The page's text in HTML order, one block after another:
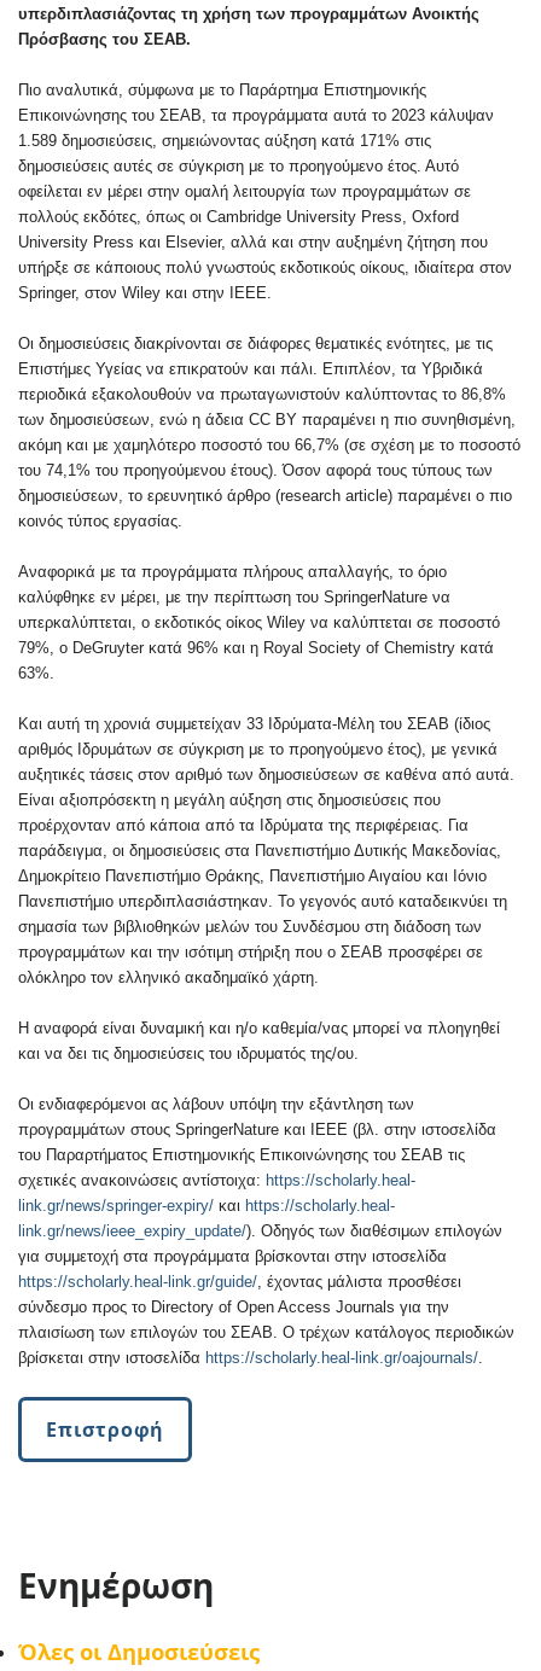
υπερδιπλασιάζοντας τη χρήση των προγραμμάτων Ανοικτής
Πρόσβασης του ΣΕΑΒ.
Πιο αναλυτικά, σύμφωνα με το Παράρτημα Επιστημονικής
Επικοινώνησης του ΣΕΑΒ, τα προγράμματα αυτά το 2023 κάλυψαν
1.589 δημοσιεύσεις, σημειώνοντας αύξηση κατά 171% στις
δημοσιεύσεις αυτές σε σύγκριση με το προηγούμενο έτος. Αυτό
οφείλεται εν μέρει στην ομαλή λειτουργία των προγραμμάτων σε
πολλούς εκδότες, όπως οι Cambridge University Press, Oxford
University Press και Elsevier, αλλά και στην αυξημένη ζήτηση που
υπήρξε σε κάποιους πολύ γνωστούς εκδοτικούς οίκους, ιδιαίτερα στον
Springer, στον Wiley και στην IEEE.
Οι δημοσιεύσεις διακρίνονται σε διάφορες θεματικές ενότητες, με τις
Επιστήμες Υγείας να επικρατούν και πάλι. Επιπλέον, τα Υβριδικά
περιοδικά εξακολουθούν να πρωταγωνιστούν καλύπτοντας το 86,8%
των δημοσιεύσεων, ενώ η άδεια CC BY παραμένει η πιο συνηθισμένη,
ακόμη και με χαμηλότερο ποσοστό του 66,7% (σε σχέση με το ποσοστό
του 74,1% του προηγούμενου έτους). Όσον αφορά τους τύπους των
δημοσιεύσεων, το ερευνητικό άρθρο (research article) παραμένει ο πιο
κοινός τύπος εργασίας.
Αναφορικά με τα προγράμματα πλήρους απαλλαγής, το όριο
καλύφθηκε εν μέρει, με την περίπτωση του SpringerNature να
υπερκαλύπτεται, ο εκδοτικός οίκος Wiley να καλύπτεται σε ποσοστό
79%, ο DeGruyter κατά 96% και η Royal Society of Chemistry κατά
63%.
Και αυτή τη χρονιά συμμετείχαν 33 Ιδρύματα-Μέλη του ΣΕΑΒ (ίδιος
αριθμός Ιδρυμάτων σε σύγκριση με το προηγούμενο έτος), με γενικά
αυξητικές τάσεις στον αριθμό των δημοσιεύσεων σε καθένα από αυτά.
Είναι αξιοπρόσεκτη η μεγάλη αύξηση στις δημοσιεύσεις που
προέρχονταν από κάποια από τα Ιδρύματα της περιφέρειας. Για
παράδειγμα, οι δημοσιεύσεις στα Πανεπιστήμιο Δυτικής Μακεδονίας,
Δημοκρίτειο Πανεπιστήμιο Θράκης, Πανεπιστήμιο Αιγαίου και Ιόνιο
Πανεπιστήμιο υπερδιπλασιάστηκαν. Το γεγονός αυτό καταδεικνύει τη
σημασία των βιβλιοθηκών μελών του Συνδέσμου στη διάδοση των
προγραμμάτων και την ισότιμη στήριξη που ο ΣΕΑΒ προσφέρει σε
ολόκληρο τον ελληνικό ακαδημαϊκό χάρτη.
Η αναφορά είναι δυναμική και η/ο καθεμία/νας μπορεί να πλοηγηθεί
και να δει τις δημοσιεύσεις του ιδρυματός της/ου.
Οι ενδιαφερόμενοι ας λάβουν υπόψη την εξάντληση των
προγραμμάτων στους SpringerNature και ΙΕΕΕ (βλ. στην ιστοσελίδα
του Παραρτήματος Επιστημονικής Επικοινώνησης του ΣΕΑΒ τις
σχετικές ανακοινώσεις αντίστοιχα: https://scholarly.heal-
link.gr/news/springer-expiry/ και https://scholarly.heal-
link.gr/news/ieee_expiry_update/). Οδηγός των διαθέσιμων επιλογών
για συμμετοχή στα προγράμματα βρίσκονται στην ιστοσελίδα
https://scholarly.heal-link.gr/guide/, έχοντας μάλιστα προσθέσει
σύνδεσμο προς το Directory of Open Access Journals για την
πλαισίωση των επιλογών του ΣΕΑΒ. Ο τρέχων κατάλογος περιοδικών
βρίσκεται στην ιστοσελίδα https://scholarly.heal-link.gr/oajournals/.
Επιστροφή
Ενημέρωση
Όλες οι Δημοσιεύσεις